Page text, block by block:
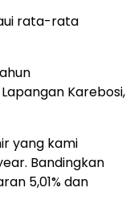
rata-rata
Karebosi,
yang kami
Bandingkan
5,01% dan